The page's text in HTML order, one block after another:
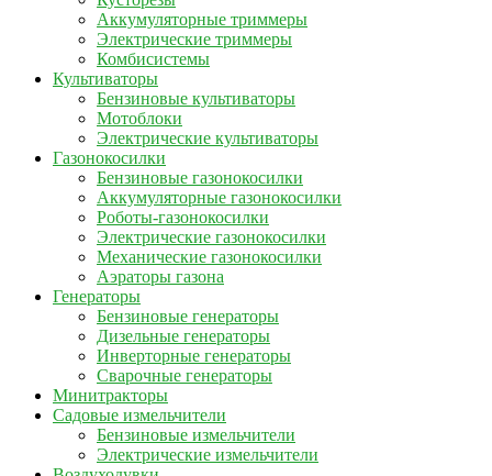
Аккумуляторные триммеры
Электрические триммеры
Комбисистемы
Культиваторы
Бензиновые культиваторы
Мотоблоки
Электрические культиваторы
Газонокосилки
Бензиновые газонокосилки
Аккумуляторные газонокосилки
Роботы-газонокосилки
Электрические газонокосилки
Механические газонокосилки
Аэраторы газона
Генераторы
Бензиновые генераторы
Дизельные генераторы
Инверторные генераторы
Сварочные генераторы
Минитракторы
Садовые измельчители
Бензиновые измельчители
Электрические измельчители